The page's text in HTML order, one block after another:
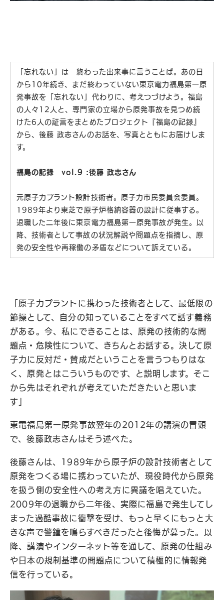
「忘れない」は 終わった出来事に言うことば。あの日
から10年続き、まだ終わっていない東京電力福島第一原
発事故を「忘れない」代わりに、考えつづけよう。福島
の人々12人と、専門家の立場から原発事故を見つめ続
けた6人の証言をまとめたプロジェクト『福島の記録』
から、後藤 政志さんのお話を、写真とともにお届けしま
す。
福島の記録 vol.9 :後藤 政志さん
元原子力プラント設計技術者。原子力市民委員会委員。
1989年より東芝で原子炉格納容器の設計に従事する。
退職した二年後に東京電力福島第一原発事故が発生。以
降、技術者として事故の状況解説や問題点を指摘し、原
発の安全性や再稼働の矛盾などについて訴えている。
「原子力プラントに携わった技術者として、最低限の
節操として、自分の知っていることをすべて話す義務
がある。今、私にできることは、原発の技術的な問
題点・危険性について、きちんとお話する。決して原
子力に反対だ・賛成だということを言うつもりはな
く、原発とはこういうものです、と説明します。そこ
から先はそれぞれが考えていただきたいと思いま
す」
東電福島第一原発事故翌年の2012年の講演の冒頭
で、後藤政志さんはそう述べた。
後藤さんは、1989年から原子炉の設計技術者として
原発をつくる場に携わっていたが、現役時代から原発
を扱う側の安全性への考え方に異議を唱えていた。
2009年の退職から二年後、実際に福島で発生してし
まった過酷事故に衝撃を受け、もっと早くにもっと大
きな声で警鐘を鳴らすべきだったと後悔が募った。以
降、講演やインターネット等を通して、原発の仕組み
や日本の規制基準の問題点について積極的に情報発
信を行っている。